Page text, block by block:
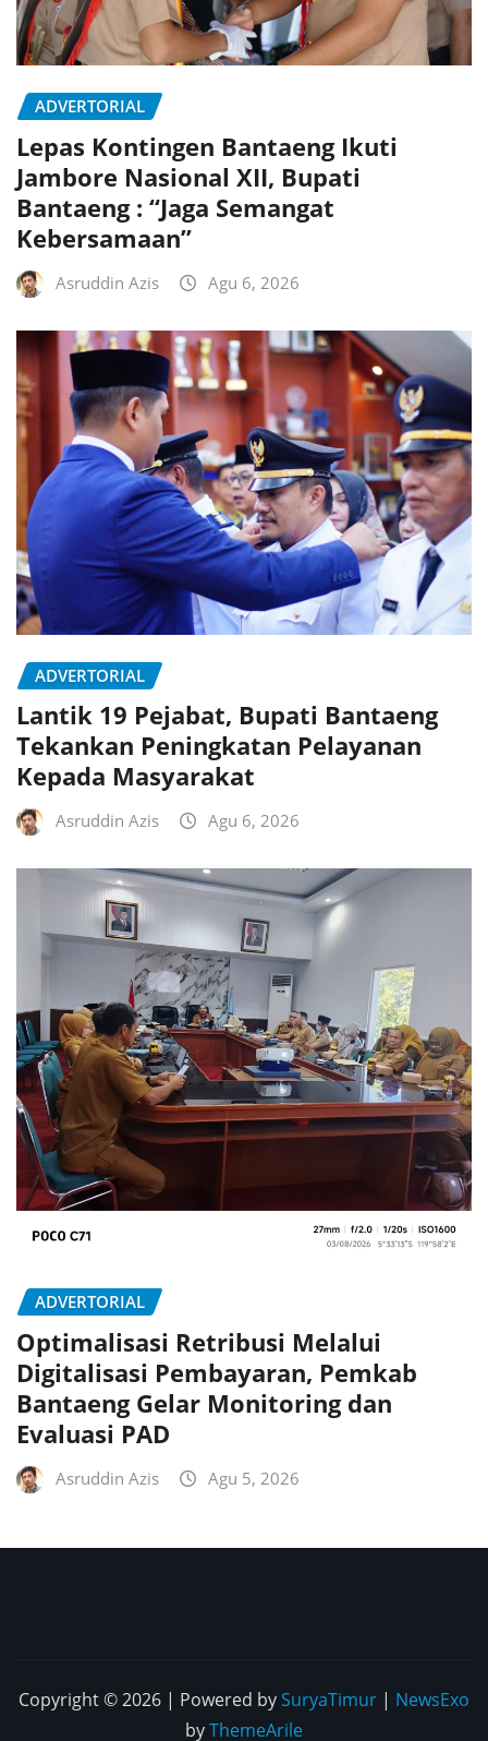
ADVERTORIAL
Lepas Kontingen Bantaeng Ikuti
Jambore Nasional XII, Bupati
Bantaeng : “Jaga Semangat
Kebersamaan”
Asruddin Azis Agu 6, 2026
ADVERTORIAL
Lantik 19 Pejabat, Bupati Bantaeng
Tekankan Peningkatan Pelayanan
Kepada Masyarakat
Asruddin Azis Agu 6, 2026
ADVERTORIAL
Optimalisasi Retribusi Melalui
Digitalisasi Pembayaran, Pemkab
Bantaeng Gelar Monitoring dan
Evaluasi PAD
Asruddin Azis Agu 5, 2026
Copyright © 2026 | Powered bySuryaTimur | NewsExo
byThemeArile